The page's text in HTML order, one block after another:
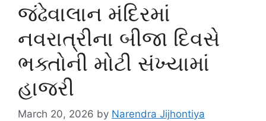
જંઢેવાલાન મંદિરમાં
નવરાત્રીના બીજા દિવસે
ભક્તોની મોટી સંખ્યામાં
હાજરી
March 20, 2026 by Narendra Jijhontiya